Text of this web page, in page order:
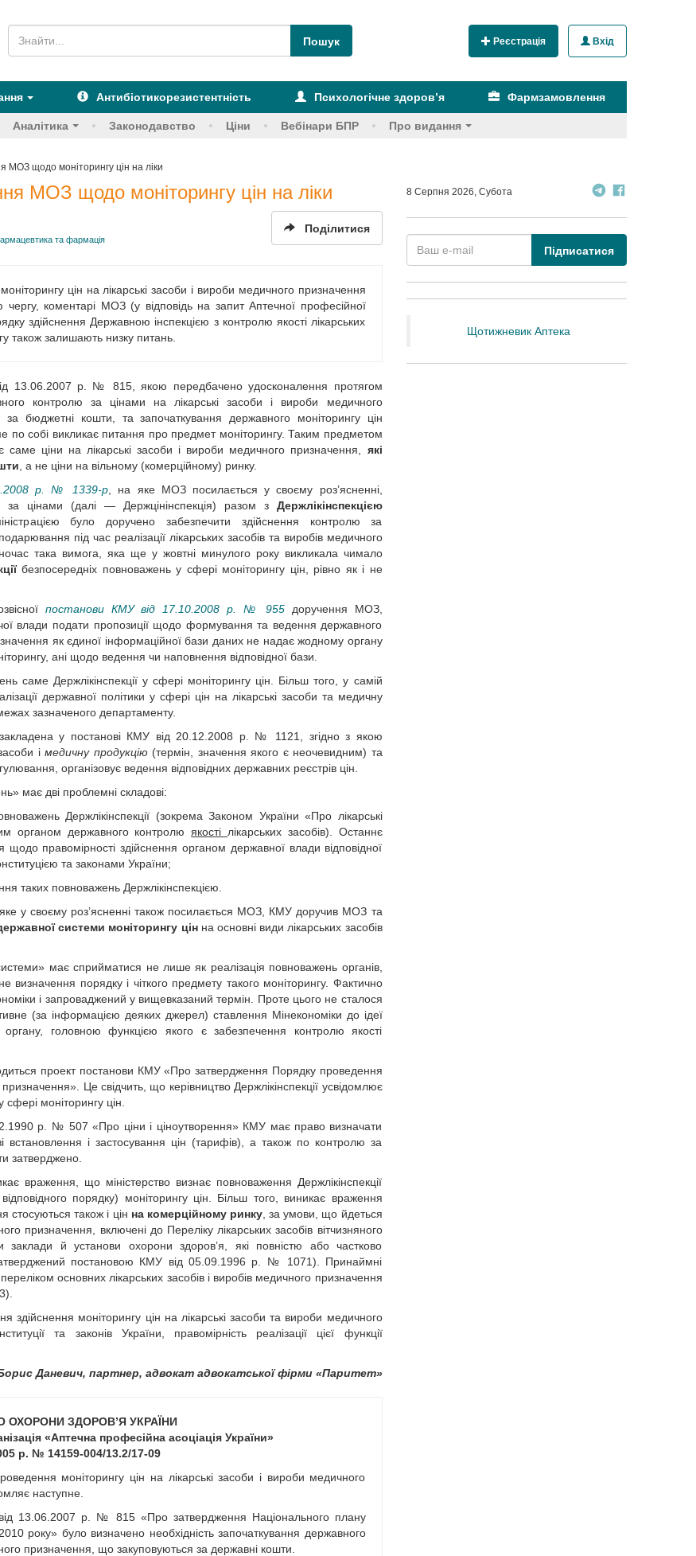
Реєстрація Вхід
Антибіотикорезистентність Психологічне здоров’я Фармзамовлення
Аналітика Законодавство Ціни Вебінари БПР Про видання
МОЗ щодо моніторингу цін на ліки
МОЗ щодо моніторингу цін на ліки
та фармація
Поділитися
цін на лікарські засоби і вироби медичного призначення
коментарі МОЗ (у відповідь на запит Аптечної професійної
здійснення Державною інспекцією з контролю якості лікарських
також залишають низку питань.
13.06.2007 р. № 815, якою передбачено удосконалення протягом
контролю за цінами на лікарські засоби і вироби медичного
бюджетні кошти, та започаткування державного моніторингу цін
по собі викликає питання про предмет моніторингу. Таким предметом
ціни на лікарські засоби і вироби медичного призначення, які
, а не ціни на вільному (комерційному) ринку.
р. № 1339-р , на яке МОЗ посилається у своєму роз’ясненні,
за цінами (далі — Держцінінспекція) разом з Держлікінспекцією
було доручено забезпечити здійснення контролю за
під час реалізації лікарських засобів та виробів медичного
така вимога, яка ще у жовтні минулого року викликала чимало
безпосередніх повноважень у сфері моніторингу цін, рівно як і не
постанови КМУ від 17.10.2008 р. № 955 доручення МОЗ,
влади подати пропозиції щодо формування та ведення державного
як єдиної інформаційної бази даних не надає жодному органу
ані щодо ведення чи наповнення відповідної бази.
саме Держлікінспекції у сфері моніторингу цін. Більш того, у самій
державної політики у сфері цін на лікарські засоби та медичну
зазначеного департаменту.
закладена у постанові КМУ від 20.12.2008 р. № 1121, згідно з якою
і медичну продукцію (термін, значення якого є неочевидним) та
організовує ведення відповідних державних реєстрів цін.
має дві проблемні складові:
Держлікінспекції (зокрема Законом України «Про лікарські
органом державного контролюякості лікарських засобів). Останнє
щодо правомірності здійснення органом державної влади відповідної
та законами України;
таких повноважень Держлік­інспекцією.
яке у своєму роз’ясненні також посилається МОЗ, КМУ доручив МОЗ та
системи моніторингу цінна основні види лікарських засобів
має сприйматися не лише як реалізація повноважень органів,
визначення порядку і чіткого предмету такого моніторингу. Фактично
і запроваджений у вищевказаний термін. Проте цього не сталося
(за інформацією деяких джерел) ставлення Мінекономіки до ідеї
головною функцією якого є забезпечення контролю якості
проект постанови КМУ «Про затвердження Порядку проведення
Це свідчить, що керівництво Держлікінспекції усвідомлює
моніторингу цін.
р. № 507 «Про ціни і ціноутворення» КМУ має право визначати
встановлення і застосування цін (тарифів), а також по контролю за
затверджено.
враження, що міністерство визнає повноваження Держлікінспекції
порядку) моніторингу цін. Більш того, виникає враження
стосуються також і цін на комерційному ринку, за умови, що йдеться
призначення, включені до Переліку лікарських засобів вітчиз­няного
заклади й установи охорони здоров’я, які повністю або частково
постановою КМУ від 05.09.1996 р. № 1071). Принаймні
основних лікарських засобів і виробів медичного призначення
здійснення моніторингу цін на лікарські засоби та вироби медичного
та законів України, правомірність реалізації цієї функції
Даневич, партнер, адвокат адвокатської фірми «Паритет»
ОХОРОНИ ЗДОРОВ’Я УКРАЇНИ
«Аптечна професійна асоціація України»
р. № 14159-004/13.2/17-09
моніторингу цін на лікарські засоби і вироби медичного
наступне.
від 13.06.2007 р. № 815 «Про затвердження Національного плану
року» було визначено необхідність започаткування державного
призначення, що закуповуються за державні кошти.
8 Серпня 2026, Субота
Підписатися
Щотижневик Аптека